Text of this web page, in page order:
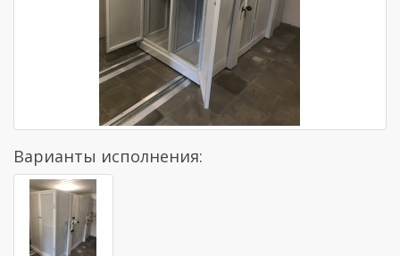
Варианты исполнения: